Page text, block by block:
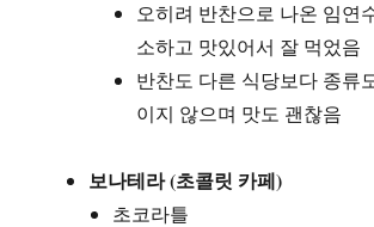
오히려 반찬으로 나온 임연
소하고 맛있어서 잘 먹었음
반찬도 다른 식당보다 종류
이지 않으며 맛도 괜찮음
보나테라 (초콜릿 카페)
초코라틀